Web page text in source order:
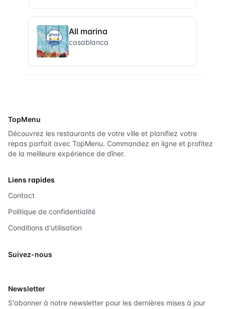
All marina
casablanca
TopMenu
Découvrez les restaurants de votre ville et planifiez votre
repas parfait avec TopMenu. Commandez en ligne et profitez
de la meilleure expérience de dîner.
Liens rapides
Contact
Politique de confidentialité
Conditions d'utilisation
Suivez-nous
Newsletter
S'abonner à notre newsletter pour les dernières mises à jour